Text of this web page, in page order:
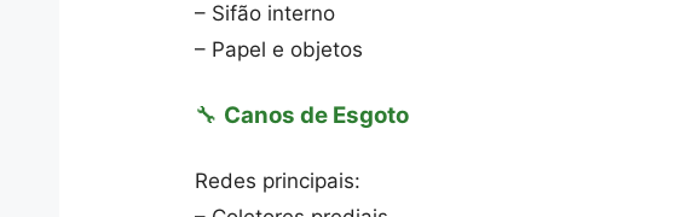
– Sifão interno
– Papel e objetos
🔧 Canos de Esgoto
Redes principais: